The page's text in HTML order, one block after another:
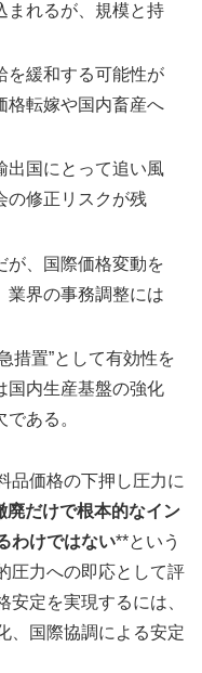
まれるが、規模と持
を緩和する可能性が
格転嫁や国内畜産へ
出国にとって追い風
の修正リスクが残
が、国際価格変動を
業界の事務調整には
措置”として有効性を
国内生産基盤の強化
ある。
品価格の下押し圧力に
廃だけで根本的なイン
わけではない**という
圧力への即応として評
定を実現するには、
、国際協調による安定